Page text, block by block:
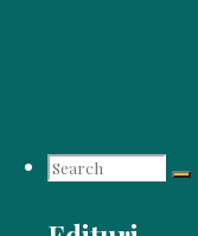
Search